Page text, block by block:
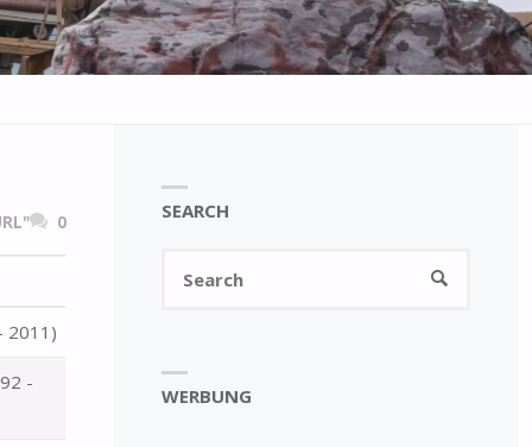
0
2011)
-
SEARCH
SEARCH
WERBUNG